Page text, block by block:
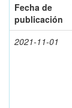
Fecha de
publicación
2021-11-01